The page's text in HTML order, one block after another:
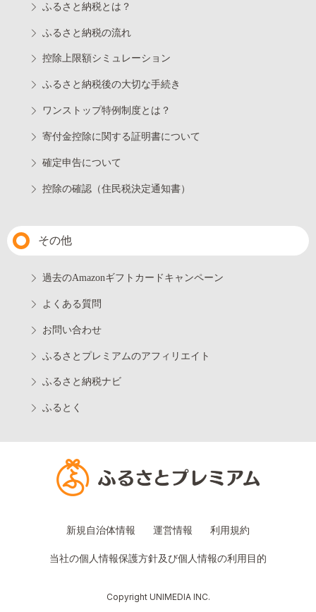
ふるさと納税とは？
ふるさと納税の流れ
控除上限額シミュレーション
ふるさと納税後の大切な手続き
ワンストップ特例制度とは？
寄付金控除に関する証明書について
確定申告について
控除の確認（住民税決定通知書）
その他
過去のAmazonギフトカードキャンペーン
よくある質問
お問い合わせ
ふるさとプレミアムのアフィリエイト
ふるさと納税ナビ
ふるとく
新規自治体情報 運営情報 利用規約
当社の個人情報保護方針及び個人情報の利用目的
Copyright UNIMEDIA INC.